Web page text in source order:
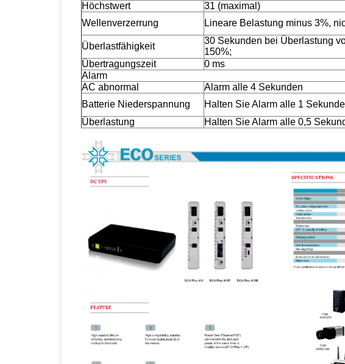
Höchstwert
31 (maximal)
Wellenverzerrung
Lineare Belastung minus 3%,
Überlastfähigkeit
30 Sekunden bei Überlastung
150%;
Übertragungszeit
0 ms
Alarm
AC abnormal
Alarm alle 4 Sekunden
Batterie Niederspannung
Halten Sie Alarm alle 1 Sekunde
Überlastung
Halten Sie Alarm alle 0,5